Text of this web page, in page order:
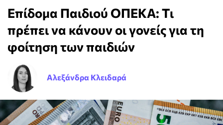
Επίδομα Παιδιού ΟΠΕΚΑ: Τι
πρέπει να κάνουν οι γονείς για τη
φοίτηση των παιδιών
Αλεξάνδρα Κλειδαρά